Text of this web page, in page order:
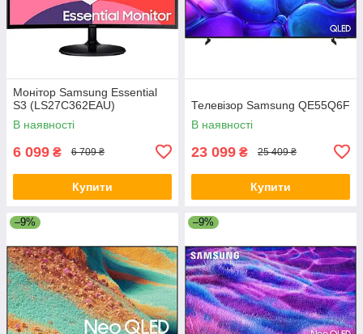
Монітор Samsung Essential
S3 (LS27C362EAU)
В наявності
6 099 ₴ 6 709 ₴
Купити
Телевізор Samsung QE55Q6F
В наявності
23 099 ₴ 25 409 ₴
Купити
–9% –9%